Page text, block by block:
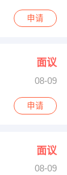
申请
面议
08-09
申请
面议
08-09